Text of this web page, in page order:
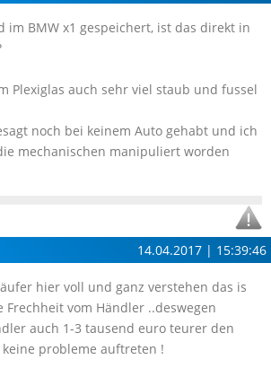
im BMW x1 gespeichert, ist das direkt in
Plexiglas auch sehr viel staub und fussel
noch bei keinem Auto gehabt und ich
mechanischen manipuliert worden
14.04.2017 | 15:39:46
hier voll und ganz verstehen das is
Frechheit vom Händler ..deswegen
auch 1-3 tausend euro teurer den
keine probleme auftreten !